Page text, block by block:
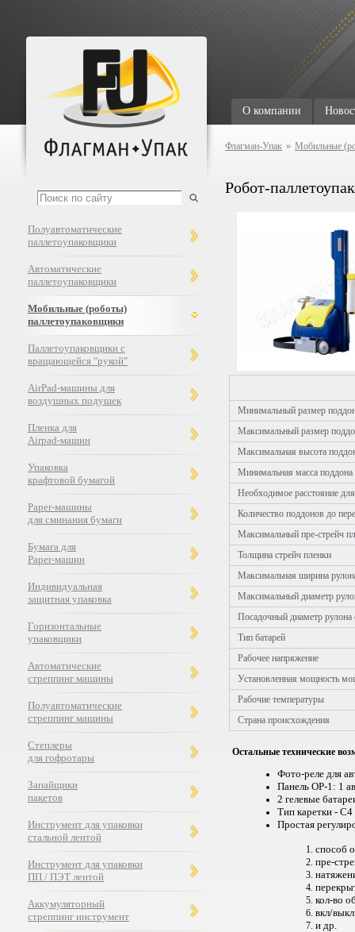
О компании
Полуавтоматические
паллетоупаковщики
Автоматические
паллетоупаковщики
Мобильные (роботы)
паллетоупаковщики
Паллетоупаковщики с
вращающейся "рукой"
AirPad-машины для
воздушных подушек
Пленка для
Airpad-машин
Упаковка
крафтовой бумагой
Paper-машины
для сминания бумаги
Бумага для
Paper-машин
Индивидуальная
защитная упаковка
Горизонтальные
упаковщики
Автоматические
стреппинг машины
Полуавтоматические
стреппинг машины
Степлеры
для гофротары
Запайщики
пакетов
Инструмент для упаковки
стальной лентой
Инструмент для упаковки
ПП / ПЭТ лентой
Аккумуляторный
стреппинг инструмент
Флагман-Упак » Мобильные
Робот-
Минимальный размер
Максимальный размер
Максимальная высота
Минимальная масса поддона
Необходимое расстояние
Количество поддонов до
Максимальный пре-стрейч
Толщина стрейч пленки
Максимальная ширина
Максимальный диаметр
Посадочный диаметр рулона
Тип батарей
Рабочее напряжение
Установленная мощность
Рабочие температуры
Страна происхождения
Остальные технические
Фото-реле для
Панель ОР-1: 1
2 гелевые
Тип каретки - C4
Простая
способ
пре-
кол-во
вкл/
и др.